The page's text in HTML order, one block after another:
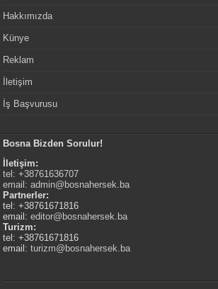
Hakkımızda
Künye
Reklam
İletişim
İş Başvurusu
Bosna Bizden Sorulur!
İletişim:
tel: +38761636707
email:admin@bosnahersek.ba
Partnerler:
tel: +38761671816
email:editor@bosnahersek.ba
Turizm:
tel: +38761671816
email:turizm@bosnahersek.ba